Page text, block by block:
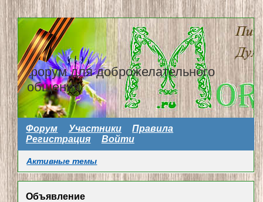
форум для доброжелательного
общения
Форум Участники
Правила
Регистрация
Войти
Активные темы
Объявление